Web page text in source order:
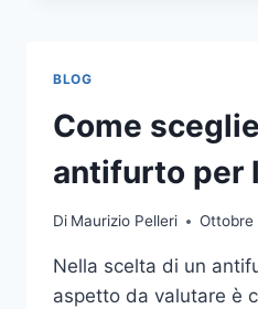
A
UNA
TIPOGRAFIA
ECCO
SCEGLIERE
BLOG
Come
antifurto per
Di Maurizio Pelleri Ottobre
Nella scelta di un
aspetto da valutare è